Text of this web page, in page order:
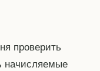
проверить
начисляемые